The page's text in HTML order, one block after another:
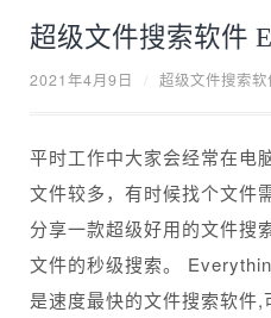
超级文件搜索软件
2021年4月9日 超级文件搜索
平时工作中大家会经常在电
文件较多，有时候找个文件
分享一款超级好用的文件搜
文件的秒级搜索。
是速度最快的文件搜索软件